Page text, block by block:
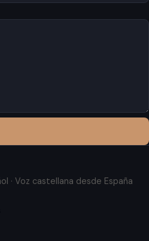
· Voz castellana desde España